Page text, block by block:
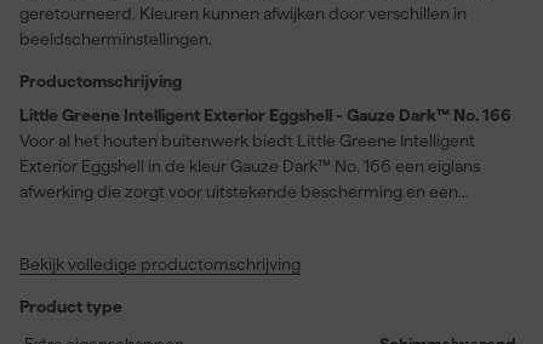
geretourneerd. Kleuren kunnen afwijken door verschillen in
beeldscherminstellingen.
Productomschrijving
Little Greene Intelligent Exterior Eggshell - Gauze Dark™ No. 166
Voor al het houten buitenwerk biedt Little Greene Intelligent
Exterior Eggshell in de kleur Gauze Dark™ No. 166 een eiglans
afwerking die zorgt voor uitstekende bescherming en een
primer is deze verf geschikt om direct te gebruiken op nieuw en
metaalwerk. De extreem duurzame, flexibele laag remt
Bekijk volledige productomschrijving
Product type